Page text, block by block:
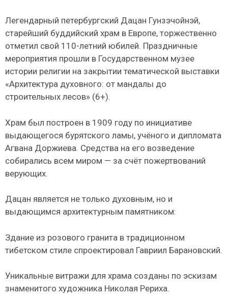
Легендарный петербургский Дацан Гунзэчойнэй,
старейший буддийский храм в Европе, торжественно
отметил свой 110-летний юбилей. Праздничные
мероприятия прошли в Государственном музее
истории религии на закрытии тематической выставки
«Архитектура духовного: от мандалы до
строительных лесов» (6+).
Храм был построен в 1909 году по инициативе
выдающегося бурятского ламы, учёного и дипломата
Агвана Доржиева. Средства на его возведение
собирались всем миром — за счёт пожертвований
верующих.
Дацан является не только духовным, но и
выдающимся архитектурным памятником:
Здание из розового гранита в традиционном
тибетском стиле спроектировал Гавриил Барановский.
Уникальные витражи для храма созданы по эскизам
знаменитого художника Николая Рериха.